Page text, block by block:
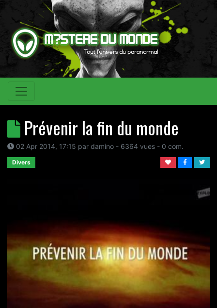
Prévenir la fin du monde
02 Apr 2014, 17:15 par damino - 6364 vues - 0 com.
Divers